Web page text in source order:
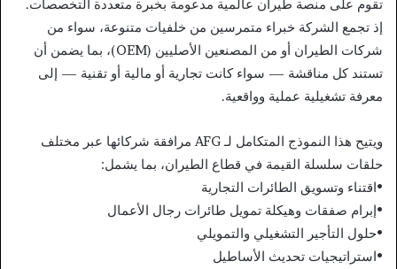
تقوم على منصة طيران عالمية مدعومة بخبرة متعددة التخصصات.
إذ تجمع الشركة خبراء متمرسين من خلفيات متنوعة، سواء من
شركات الطيران أو من المصنعين الأصليين (OEM)، بما يضمن أن
تستند كل مناقشة — سواء كانت تجارية أو مالية أو تقنية — إلى
معرفة تشغيلية عملية وواقعية.
ويتيح هذا النموذج المتكامل لـ AFG مرافقة شركائها عبر مختلف
حلقات سلسلة القيمة في قطاع الطيران، بما يشمل:
​•​اقتناء وتسويق الطائرات التجارية
​•​إبرام صفقات وهيكلة تمويل طائرات رجال الأعمال
​•​حلول التأجير التشغيلي والتمويلي
​•​استراتيجيات تحديث الأساطيل